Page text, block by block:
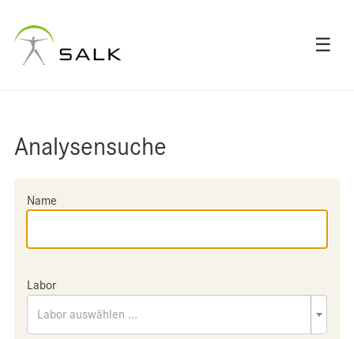
☰
Analysensuche
Name
Labor
Labor auswählen ...